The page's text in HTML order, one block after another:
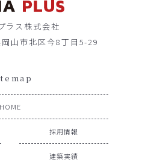
ラス株式会社
山市北区今8丁目5-29
HOME
採用情報
建築実績